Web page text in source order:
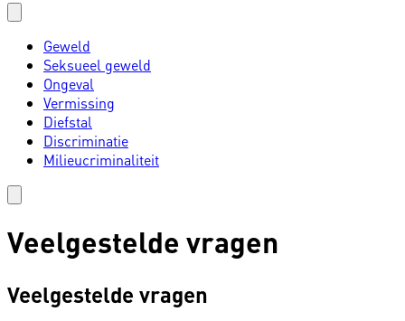
Geweld
Seksueel geweld
Ongeval
Vermissing
Diefstal
Discriminatie
Milieucriminaliteit
Veelgestelde vragen
Veelgestelde vragen